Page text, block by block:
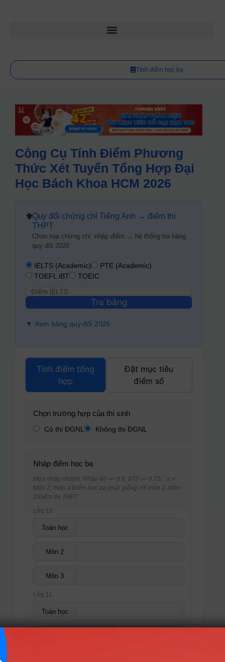
Tính điểm học bạ
Công Cụ Tính Điểm Phương
Thức Xét Tuyển Tổng Hợp Đại
Học Bách Khoa HCM 2026
Quy đổi chứng chỉ Tiếng Anh → điểm thi
THPT
Chọn loại chứng chỉ, nhập điểm → hệ thống tra bảng
quy đổi 2026
IELTS (Academic)
PTE (Academic)
TOEFL iBT
TOEIC
Tra bảng
▼ Xem bảng quy đổi 2026
Tính điểm tổng
hợp
Đặt mục tiêu
điểm số
Chọn trường hợp của thí sinh
Có thi ĐGNL Không thi ĐGNL
Nhập điểm học bạ
Mẹo nhập nhanh: Nhập 86 => 8.6; 875 => 8.75; ..v..v
Môn 2, môn 3 Điểm học bạ phải giống với môn 2, môn
3 Điểm thi THPT
Lớp 10
Toán học
Môn 2
Môn 3
Lớp 11
Toán học